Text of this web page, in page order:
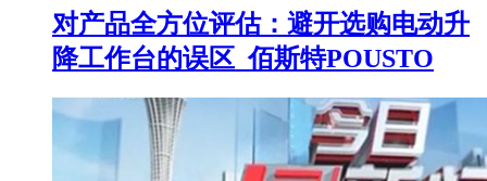
对产品全方位评估：避开选购电动升
降工作台的误区_佰斯特POUSTO